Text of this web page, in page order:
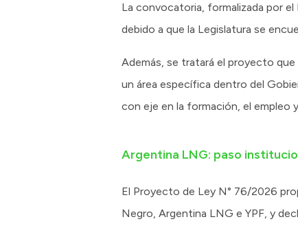
La convocatoria, formalizada por
debido a que la Legislatura se
Además, se tratará el proyecto
un área específica dentro del
con eje en la formación, el empleo
Argentina LNG: paso
El Proyecto de Ley N° 76/2026
Negro, Argentina LNG e YPF, y